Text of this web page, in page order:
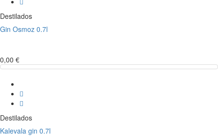
Destilados
Gin Osmoz 0.7l
0,00 €
Destilados
Kalevala gin 0.7l